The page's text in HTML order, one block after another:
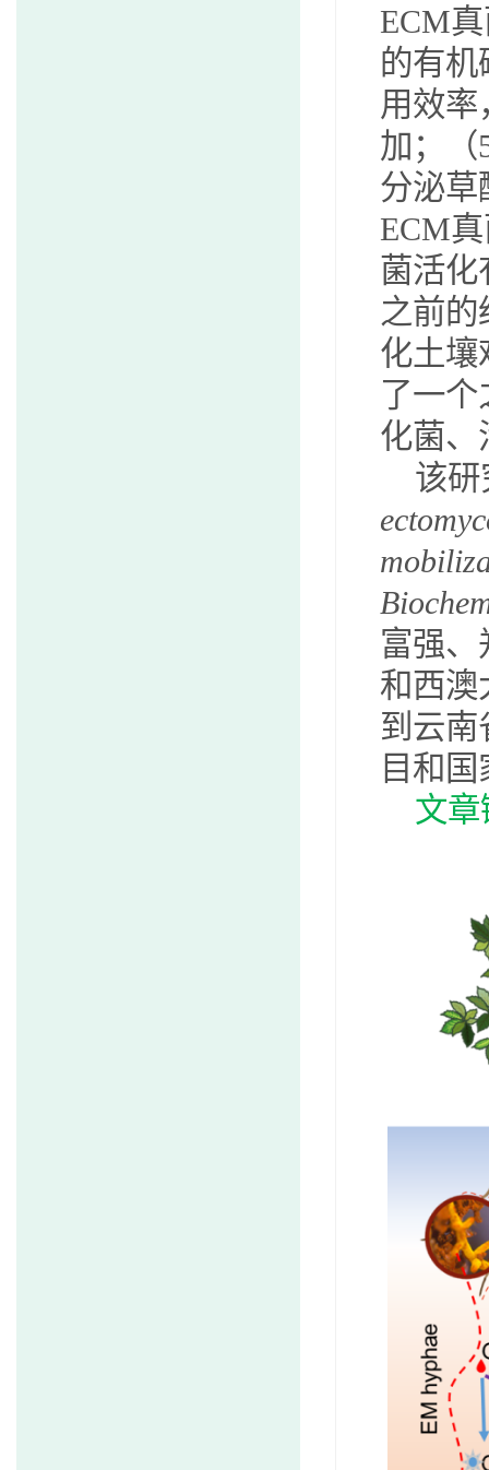
ECM
的有机
用效率
加；（
分泌草
ECM
菌活
之前的
化土壤
了一
化菌、
该研
富强、
和西澳
到云南
目和
文章